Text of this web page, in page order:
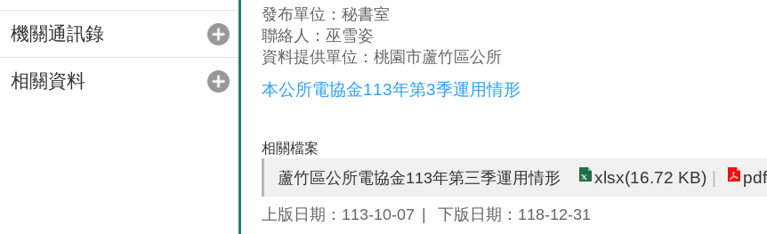
機關通訊錄
相關資料
發布單位：秘書室
聯絡人：巫雪姿
資料提供單位：桃園市蘆竹區公所
本公所電協金113年第3季運用情形
相關檔案
蘆竹區公所電協金113年第三季運用情形 xlsx(16.72 KB)
上版日期：113-10-07 下版日期：118-12-31